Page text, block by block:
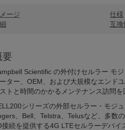
ージ
仕様
互換
要
Scientific の外付けセルラー モ
ター、OEM、および大規模なエンド
トと時間のかかるメンテナンス訪問を
シリーズの外部セルラー・モジ
、Bell、Telstra、Telusなど、多数
接続を提供する4G LTEセルラーデバ